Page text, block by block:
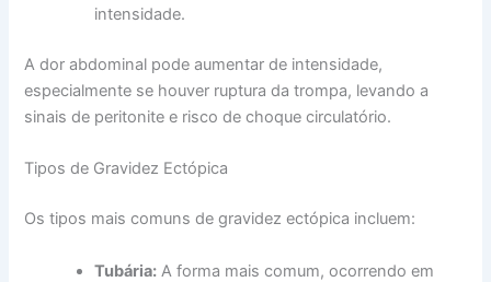
intensidade.
A dor abdominal pode aumentar de intensidade,
especialmente se houver ruptura da trompa, levando a
sinais de peritonite e risco de choque circulatório.
Tipos de Gravidez Ectópica
Os tipos mais comuns de gravidez ectópica incluem:
Tubária: A forma mais comum, ocorrendo em